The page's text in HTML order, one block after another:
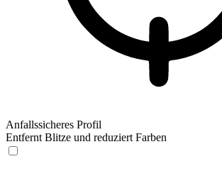
Anfallssicheres Profil
Entfernt Blitze und reduziert Farben